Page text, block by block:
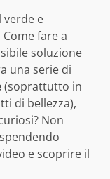
verde e
fare a
soluzione
una serie di
(soprattutto in
di bellezza),
Non
e scoprire il